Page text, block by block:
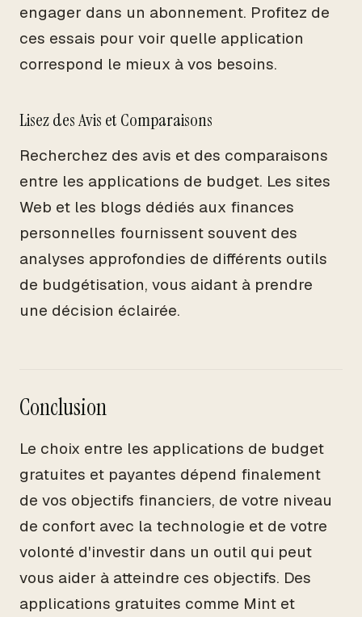
engager dans un abonnement. Profitez de
ces essais pour voir quelle application
correspond le mieux à vos besoins.
Lisez des Avis et Comparaisons
Recherchez des avis et des comparaisons
entre les applications de budget. Les sites
Web et les blogs dédiés aux finances
personnelles fournissent souvent des
analyses approfondies de différents outils
de budgétisation, vous aidant à prendre
une décision éclairée.
Conclusion
Le choix entre les applications de budget
gratuites et payantes dépend finalement
de vos objectifs financiers, de votre niveau
de confort avec la technologie et de votre
volonté d'investir dans un outil qui peut
vous aider à atteindre ces objectifs. Des
applications gratuites comme Mint et